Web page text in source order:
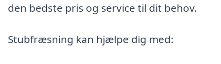
den bedste pris og service til dit behov.
Stubfræsning kan hjælpe dig med: